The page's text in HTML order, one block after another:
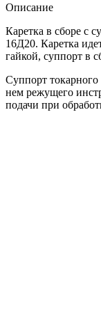
Описание
Каретка в сборе с
16Д20. Каретка
гайкой, суппорт в
Суппорт токарного
нем режущего
подачи при